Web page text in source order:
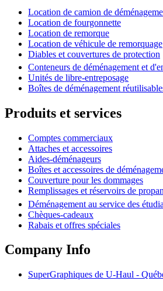
Location de camion de
Location de fourgonnette
Location de remorque
Location de véhicule de remorquage
Diables et couvertures de protection
Conteneurs de déménagement et
Unités de libre-entreposage
Boîtes de déménagement
Produits et services
Comptes commerciaux
Attaches et accessoires
Aides-déménageurs
Boîtes et accessoires de
Couverture pour les dommages
Remplissages et réservoirs de
Déménagement au service des
Chèques-cadeaux
Rabais et offres spéciales
Company Info
SuperGraphiques de U-Haul -